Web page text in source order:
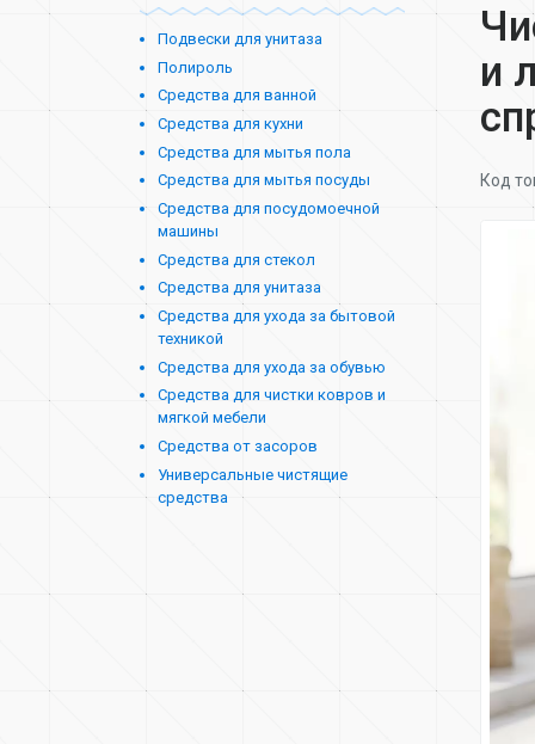
Подвески для унитаза
Полироль
Средства для ванной
Средства для кухни
Средства для мытья пола
Средства для мытья посуды
Средства для посудомоечной
машины
Средства для стекол
Средства для унитаза
Средства для ухода за бытовой
техникой
Средства для ухода за обувью
Средства для чистки ковров и
мягкой мебели
Средства от засоров
Универсальные чистящие
средства
и
Код